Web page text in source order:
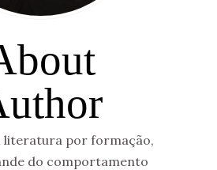
literatura por formação,
do comportamento